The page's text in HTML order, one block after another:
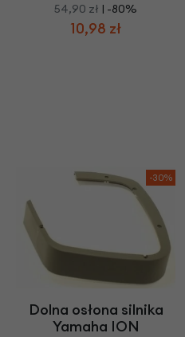
54,90 zł | -80%
10,98 zł
-30%
Dolna osłona silnika
Yamaha ION